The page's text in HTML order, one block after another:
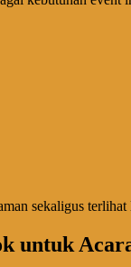
sekaligus
untuk